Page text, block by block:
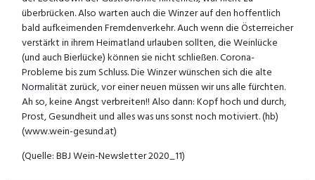
überbrücken. Also warten auch die Winzer auf den hoffentlich
bald aufkeimenden Fremdenverkehr. Auch wenn die Österreicher
verstärkt in ihrem Heimatland urlauben sollten, die Weinlücke
(und auch Bierlücke) können sie nicht schließen. Corona-
Probleme bis zum Schluss. Die Winzer wünschen sich die alte
Normalität zurück, vor einer neuen müssen wir uns alle fürchten.
Ah so, keine Angst verbreiten!! Also dann: Kopf hoch und durch,
Prost, Gesundheit und alles was uns sonst noch motiviert. (hb)
(www.wein-gesund.at)
(Quelle: BBJ Wein-Newsletter 2020_11)